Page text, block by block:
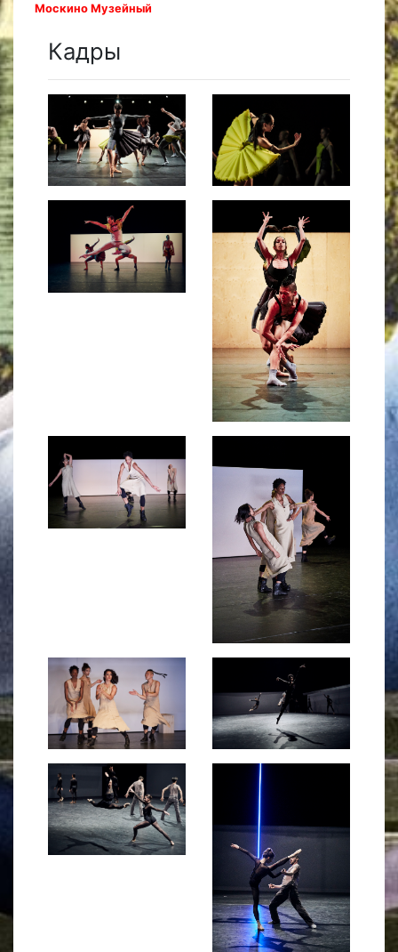
Москино Музейный
Кадры